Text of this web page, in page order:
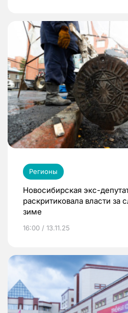
Регионы
Новосибирская экс-
раскритиковала власти за
зиме
16:00 / 13.11.25